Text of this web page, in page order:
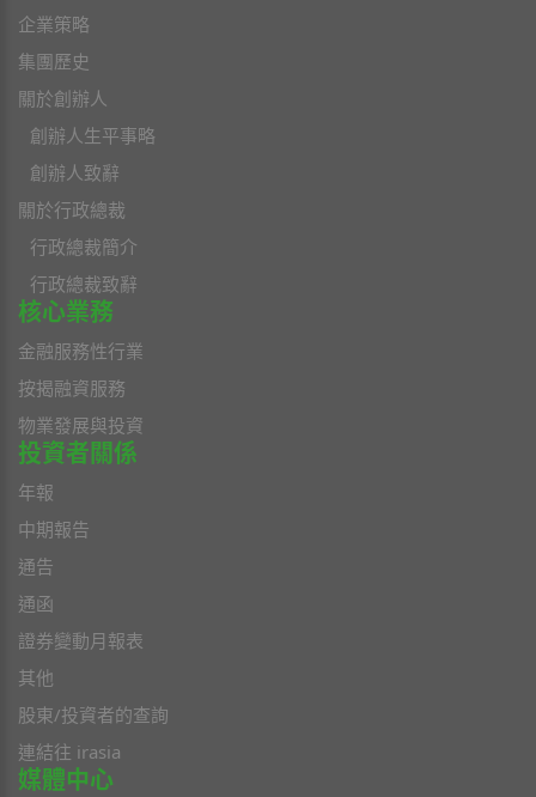
企業策略
集團歷史
關於創辦人
創辦人生平事略
創辦人致辭
關於行政總裁
行政總裁簡介
行政總裁致辭
核心業務
金融服務性行業
按揭融資服務
物業發展與投資
投資者關係
年報
中期報告
通告
通函
證券變動月報表
其他
股東/投資者的查詢
連結往 irasia
媒體中心